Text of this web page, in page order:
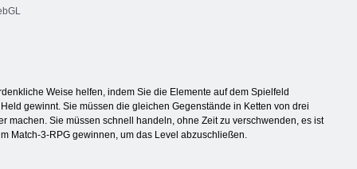
Weise helfen, indem Sie die Elemente auf dem Spielfeld
gewinnt. Sie müssen die gleichen Gegenstände in Ketten von drei
Sie müssen schnell handeln, ohne Zeit zu verschwenden, es ist
Match-3-RPG gewinnen, um das Level abzuschließen.